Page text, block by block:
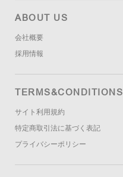
ABOUT US
会社概要
採用情報
TERMS&CONDITIONS
サイト利用規約
特定商取引法に基づく表記
プライバシーポリシー